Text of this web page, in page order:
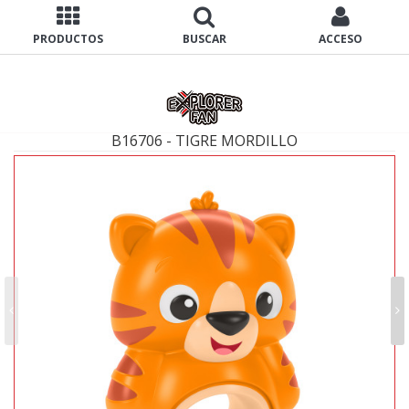
PRODUCTOS BUSCAR ACCESO
B16706 - TIGRE MORDILLO